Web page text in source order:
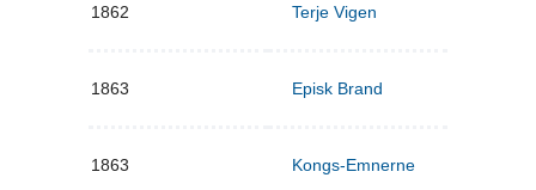
1862 Terje Vigen
1863 Episk Brand
1863 Kongs-Emnerne